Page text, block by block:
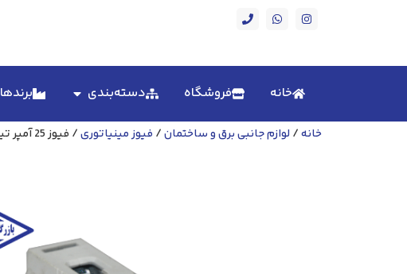
خانه فروشگاه دسته‌بندی برندها
خانه/ لوازم جانبی برق و ساختمان/ فیوز مینیاتوری/ فیوز 25 آمپر تیپ C الکتروکاوه تک فاز